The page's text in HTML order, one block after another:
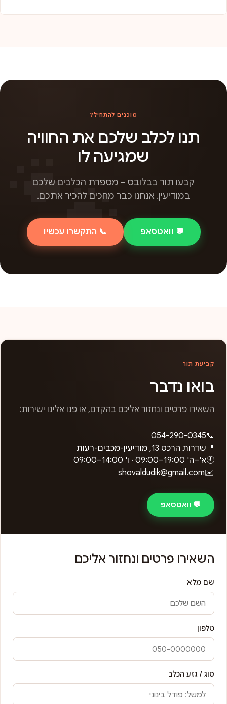
מוכנים להתחיל?
תנו לכלב שלכם את החוויה
שמגיעה לו
קבעו תור בבלובס – מספרת הכלבים שלכם
במודיעין. אנחנו כבר מחכים להכיר אתכם.
💬 וואטסאפ 📞 התקשרו עכשיו
קביעת תור
בואו נדבר
השאירו פרטים ונחזור אליכם בהקדם, או פנו אלינו ישירות:
📞
054-290-0345
📍 שדרות הרכס 13, מודיעין-מכבים-רעות
🕘א'–ה' 09:00–19:00 · ו' 09:00–14:00
✉️
shovaldudik@gmail.com
💬 וואטסאפ
השאירו פרטים ונחזור אליכם
שם מלא
טלפון
סוג / גזע הכלב